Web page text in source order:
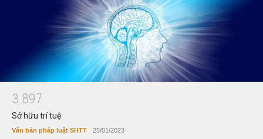
3 897
Sở hữu trí tuệ
Văn bản pháp luật SHTT 25/01/2023